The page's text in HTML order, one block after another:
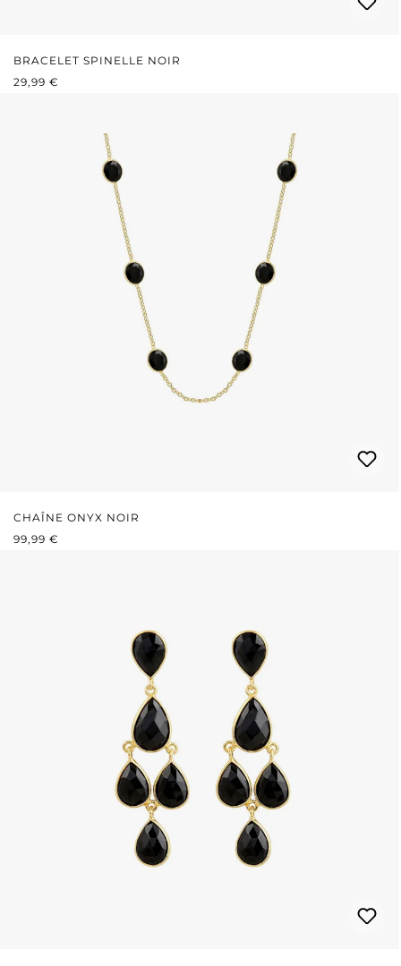
BRACELET SPINELLE NOIR
PRIX RÉGULIER :
29,99 €
CHAÎNE ONYX NOIR
PRIX RÉGULIER :
99,99 €